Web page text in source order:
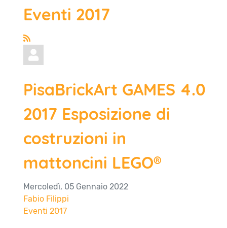
Eventi 2017
PisaBrickArt GAMES 4.0
2017 Esposizione di
costruzioni in
mattoncini LEGO®
Mercoledì, 05 Gennaio 2022
Fabio Filippi
Eventi 2017